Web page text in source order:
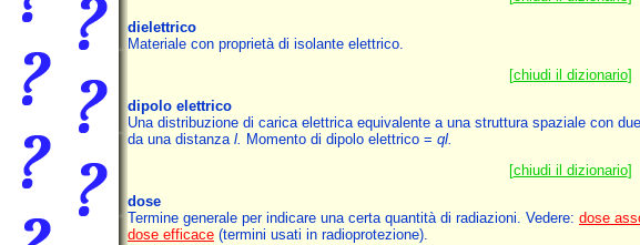
dielettrico
Materiale con proprietà di isolante elettrico.
[chiudi il dizionario]
dipolo elettrico
Una distribuzione di carica elettrica equivalente a una struttura spaziale con
da una distanza l. Momento di dipolo elettrico = ql.
[chiudi il dizionario]
dose
Termine generale per indicare una certa quantità di radiazioni. Vedere: dose
dose efficace (termini usati in radioprotezione).